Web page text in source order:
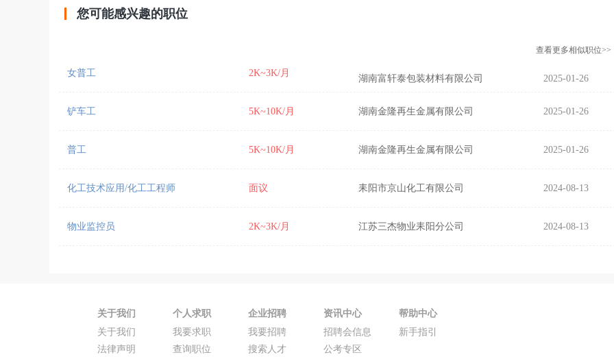
您可能感兴趣的职位
查看更多相似职位>>
女普工 2K~3K/月
湖南富轩泰包装材料有限公司 2025-01-26
铲车工 5K~10K/月 湖南金隆再生金属有限公司 2025-01-26
普工 5K~10K/月 湖南金隆再生金属有限公司 2025-01-26
化工技术应用/化工工程师 面议 耒阳市京山化工有限公司 2024-08-13
物业监控员 2K~3K/月 江苏三杰物业耒阳分公司 2024-08-13
关于我们
关于我们
法律声明
个人求职
我要求职
查询职位
企业招聘
我要招聘
搜索人才
资讯中心
招聘会信息
公考专区
帮助中心
新手指引